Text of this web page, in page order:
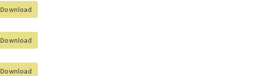
Download
Download
Download